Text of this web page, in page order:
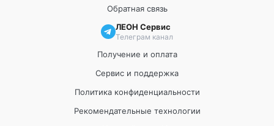
Обратная связь
ЛЕОН Сервис
Телеграм канал
Получение и оплата
Сервис и поддержка
Политика конфиденциальности
Рекомендательные технологии